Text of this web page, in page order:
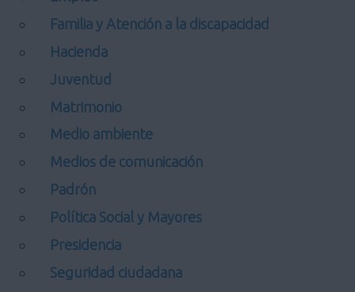
Familia y Atención a la discapacidad
Hacienda
Juventud
Matrimonio
Medio ambiente
Medios de comunicación
Padrón
Política Social y Mayores
Presidencia
Seguridad ciudadana